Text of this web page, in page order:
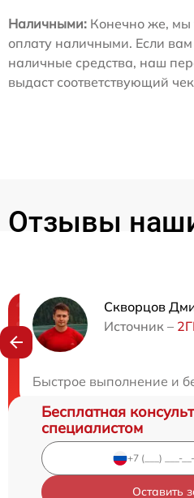
Наличными: Конечно же,
оплату наличными. Если
наличные средства, наш
выдаст соответствующий
Отзывы
Скворцов
Источник –
Быстрое выполнение и
Нужна
Бесплатная
специалистом
Оставить